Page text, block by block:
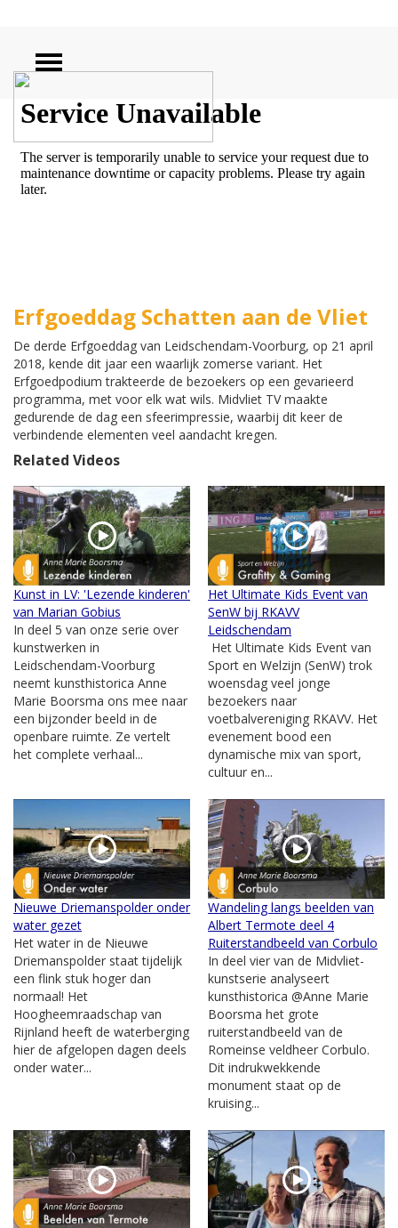
ZOEKEN
Erfgoeddag Schatten aan de Vliet
De derde Erfgoeddag van Leidschendam-Voorburg, op 21 april
2018, kende dit jaar een waarlijk zomerse variant. Het
Erfgoedpodium trakteerde de bezoekers op een gevarieerd
programma, met voor elk wat wils. Midvliet TV maakte
gedurende de dag een sfeerimpressie, waarbij dit keer de
verbindende elementen veel aandacht kregen.
Related Videos
Kunst in LV: 'Lezende kinderen'
van Marian Gobius
In deel 5 van onze serie over
kunstwerken in
Leidschendam-Voorburg
neemt kunsthistorica Anne
Marie Boorsma ons mee naar
een bijzonder beeld in de
openbare ruimte. Ze vertelt
het complete verhaal...
Het Ultimate Kids Event van
SenW bij RKAVV
Leidschendam
Het Ultimate Kids Event van
Sport en Welzijn (SenW) trok
woensdag veel jonge
bezoekers naar
voetbalvereniging RKAVV. Het
evenement bood een
dynamische mix van sport,
cultuur en...
Nieuwe Driemanspolder onder
water gezet
Het water in de Nieuwe
Driemanspolder staat tijdelijk
een flink stuk hoger dan
normaal! Het
Hoogheemraadschap van
Rijnland heeft de waterberging
hier de afgelopen dagen deels
onder water...
Wandeling langs beelden van
Albert Termote deel 4
Ruiterstandbeeld van Corbulo
In deel vier van de Midvliet-
kunstserie analyseert
kunsthistorica @Anne Marie
Boorsma het grote
ruiterstandbeeld van de
Romeinse veldheer Corbulo.
Dit indrukwekkende
monument staat op de
kruising...